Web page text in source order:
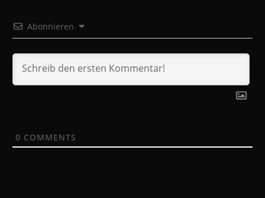
Abonnieren
0 COMMENTS